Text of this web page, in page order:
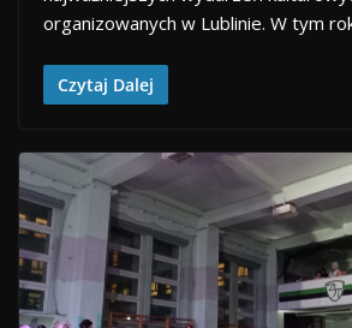
organizowanych w Lublinie. W tym
Czytaj Dalej